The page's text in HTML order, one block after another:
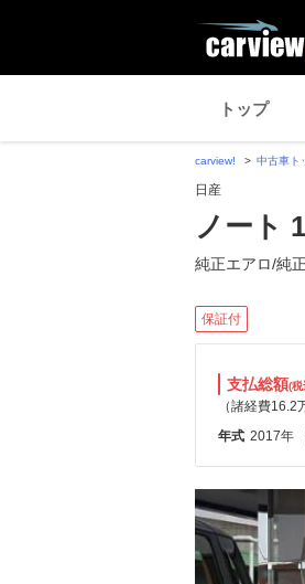
トップ
carview! 中古車ト
日産
ノート
純正エアロ/純
保証付
支払総額(税
（諸経費16.2
年式 2017年